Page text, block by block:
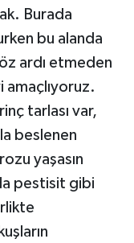
Burada
bu alanda
ardı etmeden
amaçlıyoruz.
tarlası var,
beslenen
yaşasın
pestisit gibi